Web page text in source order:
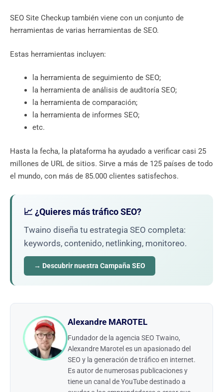
SEO Site Checkup también viene con un conjunto de
herramientas de varias herramientas de SEO.
Estas herramientas incluyen:
la herramienta de seguimiento de SEO;
la herramienta de análisis de auditoría SEO;
la herramienta de comparación;
la herramienta de informes SEO;
etc.
Hasta la fecha, la plataforma ha ayudado a verificar casi 25
millones de URL de sitios. Sirve a más de 125 países de todo
el mundo, con más de 85.000 clientes satisfechos.
📈 ¿Quieres más tráfico SEO?
Twaino diseña tu estrategia SEO completa:
keywords, contenido, netlinking, monitoreo.
→ Descubrir nuestra Campaña SEO
Alexandre MAROTEL
Fundador de la agencia SEO Twaino,
Alexandre Marotel es un apasionado del
SEO y la generación de tráfico en internet.
Es autor de numerosas publicaciones y
tiene un canal de YouTube destinado a